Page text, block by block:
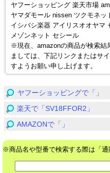
ヤフーショッピング 楽天市場
ヤマダモール nissen ツクモネ
イシバシ楽器 アイリスオオヤマ
メゾンネット セシール
※現在、amazonの商品が検索結
ましては、下記リンクまたはサ
すようお願い申し上げます。
ヤフーショッピングで「」
楽天で「SV18FFOR2」
AMAZONで「」
※商品名や型番で検索する際は「通